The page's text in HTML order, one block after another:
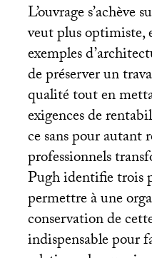
L’ouvrage s’achève
veut plus optimiste,
exemples
de préserver un
qualité tout en
exigences de
ce sans pour autant
professionnels
Pugh identifie trois
permettre à une
conservation de
indispensable pour